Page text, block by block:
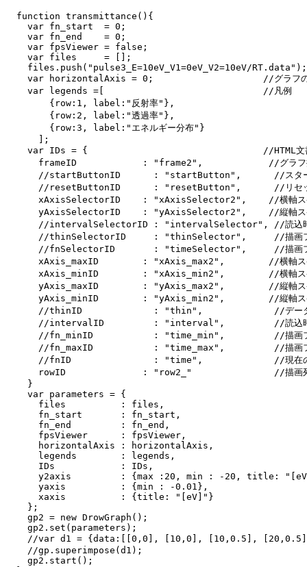
  function transmittance(){
    var fn_start  = 0;
    var fn_end    = 0;
    var fpsViewer = false;
    var files     = [];
    files.push("pulse3_E=10eV_V1=0eV_V2=10eV/RT.data");
var horizontalAxis = 0;                    //グラフの
    var legends =[                             //凡例
        {row:1, label:"反射率"},
        {row:2, label:"透過率"},
        {row:3, label:"エネルギー分布"}
      ];
var IDs = {                                //HTML文
frameID            : "frame2",            //グラフ
//startButtonID      : "startButton",      //スタ
//resetButtonID      : "resetButton",      //リセ
xAxisSelectorID    : "xAxisSelector2",    //横軸ス
yAxisSelectorID    : "yAxisSelector2",    //縦軸ス
//intervalSelectorID : "intervalSelector", //読込時
//thinSelectorID     : "thinSelector",     //描画フ
//fnSelectorID       : "timeSelector",     //描画フ
xAxis_maxID        : "xAxis_max2",        //横軸スケ
xAxis_minID        : "xAxis_min2",        //横軸スケ
yAxis_maxID        : "yAxis_max2",        //縦軸スケ
yAxis_minID        : "yAxis_min2",        //縦軸スケ
//thinID             : "thin",             //データ
//intervalID         : "interval",         //読込時
//fn_minID           : "time_min",         //描画フ
//fn_maxID           : "time_max",         //描画フ
//fnID               : "time",             //現在の
rowID              : "row2_"               //描画
    }
    var parameters = {
      files          : files,
      fn_start       : fn_start,
      fn_end         : fn_end,
      fpsViewer      : fpsViewer,
      horizontalAxis : horizontalAxis,
      legends        : legends,
      IDs            : IDs,
y2axis         : {max :20, min : -20, title:
      yaxis          : {min : -0.01},
      xaxis          : {title: "[eV]"}
    };
    gp2 = new DrowGraph();
    gp2.set(parameters);
//var d1 = {data:[[0,0], [10,0], [10,0.5],
    //gp.superimpose(d1);
    gp2.start();